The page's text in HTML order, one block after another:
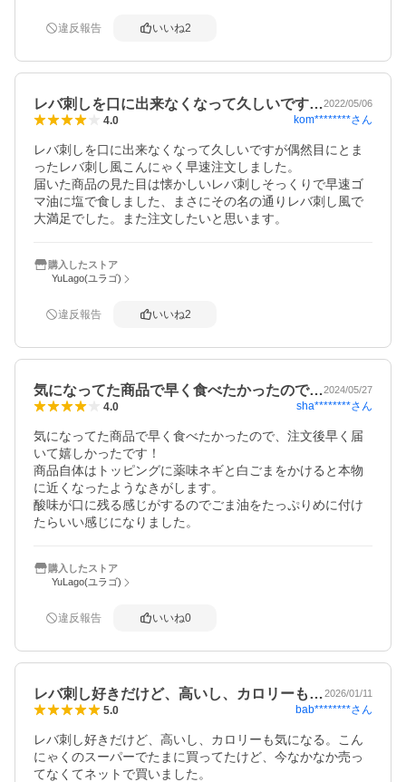
違反報告 いいね2
レバ刺しを口に出来なくなって久しいです…2022/05/06
4.0 kom********さん
レバ刺しを口に出来なくなって久しいですが偶然目にとま
ったレバ刺し風こんにゃく早速注文しました。
届いた商品の見た目は懐かしいレバ刺しそっくりで早速ゴ
マ油に塩で食しました、まさにその名の通りレバ刺し風で
購入したストア
YuLago(ユラゴ)
違反報告 いいね2
気になってた商品で早く食べたかったので…2024/05/27
4.0 sha********さん
気になってた商品で早く食べたかったので、注文後早く届
いて嬉しかったです！
商品自体はトッピングに薬味ネギと白ごまをかけると本物
に近くなったようなきがします。
酸味が口に残る感じがするのでごま油をたっぷりめに付け
たらいい感じになりました。
購入したストア
YuLago(ユラゴ)
違反報告 いいね0
レバ刺し好きだけど、高いし、カロリーも…2026/01/11
5.0 bab********さん
レバ刺し好きだけど、高いし、カロリーも気になる。こん
にゃくのスーパーでたまに買ってたけど、今なかなか売っ
てなくてネットで買いました。